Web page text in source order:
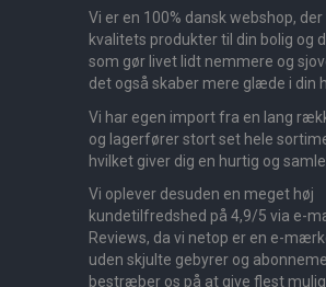
Vi er en 100% dansk webshop,
kvalitets produkter til din bolig og
som gør livet lidt nemmere og
det også skaber mere glæde i din
Vi har egen import fra en lang
og lagerfører stort set hele
hvilket giver dig en hurtig og
Vi oplever desuden en meget høj
kundetilfredshed på 4,9/5 via e-
Reviews, da vi netop er en e-
uden skjulte gebyrer og
bestræber os på at give flest